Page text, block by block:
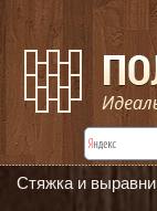
Стяжка и